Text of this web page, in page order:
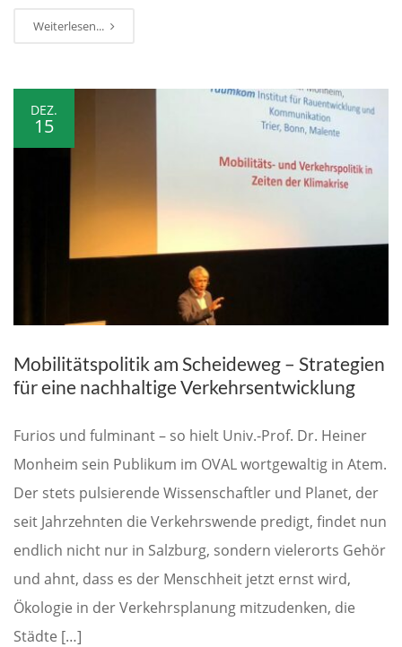
Weiterlesen...
DEZ.
15
Mobilitätspolitik am Scheideweg – Strategien
für eine nachhaltige Verkehrsentwicklung
Furios und fulminant – so hielt Univ.-Prof. Dr. Heiner
Monheim sein Publikum im OVAL wortgewaltig in Atem.
Der stets pulsierende Wissenschaftler und Planet, der
seit Jahrzehnten die Verkehrswende predigt, findet nun
endlich nicht nur in Salzburg, sondern vielerorts Gehör
und ahnt, dass es der Menschheit jetzt ernst wird,
Ökologie in der Verkehrsplanung mitzudenken, die
Städte […]